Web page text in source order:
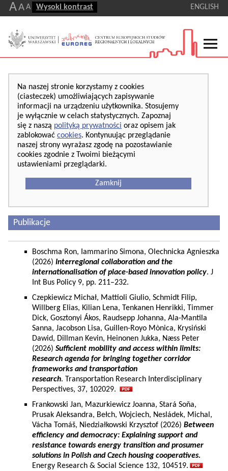
AA A Wysoki kontrast ENGLISH
Na naszej stronie korzystamy z cookies
(ciasteczek) umożliwiających zapisywanie
informacji na urządzeniu użytkownika. Stosujemy
je wyłącznie w celach statystycznych. Zapoznaj
się z naszą polityką prywatności oraz opisem jak
zablokować cookies. Kontynuując przeglądanie
naszej strony wyrażasz zgodę na pozostawianie
cookies zgodnie z Twoimi bieżącymi
ustawieniami przeglądarki.
Zamknij
Publikacje
Boschma Ron, Iammarino Simona, Olechnicka Agnieszka
(2026) Interregional collaboration and the
internationalisation of place-based innovation policy. J
Int Bus Policy 9, pp. 211–232.
Czepkiewicz Michał, Mattioli Giulio, Schmidt Filip,
Willberg Elias, Kilian Lena, Tenkanen Henrikki, Timmer
Dick, Gosztonyi Ákos, Raudsepp Johanna, Ala-Mantila
Sanna, Jacobson Lisa, Guillen-Royo Mònica, Krysiński
Dawid, Dillman Kevin, Heinonen Jukka, Næss Peter
(2026) Sufficient mobility and access within limits:
Research agenda for bringing together corridor
frameworks and transportation
research. Transportation Research Interdisciplinary
Perspectives, 37, 102029.
Frankowski Jan, Mazurkiewicz Joanna, Stará Soňa,
Prusak Aleksandra, Bełch, Wojciech, Nesládek, Michal,
Vácha Tomáš, Niedziałkowski Krzysztof (2026) Between
efficiency and democracy: Explaining support and
resistance towards energy transition and prosumer
solutions in Polish and Czech housing cooperatives.
Energy Research & Social Science 132, 104519.